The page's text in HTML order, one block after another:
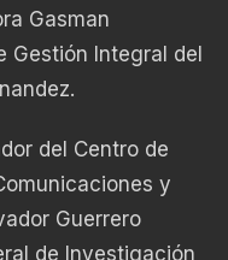
Gasman
Gestión Integral del
del Centro de
y
Guerrero
de Investigación